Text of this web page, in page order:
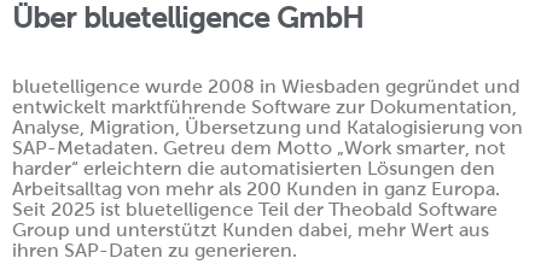
Über bluetelligence GmbH
bluetelligence wurde 2008 in Wiesbaden gegründet und
entwickelt marktführende Software zur Dokumentation,
Analyse, Migration, Übersetzung und Katalogisierung von
SAP-Metadaten. Getreu dem Motto „Work smarter, not
harder“ erleichtern die automatisierten Lösungen den
Arbeitsalltag von mehr als 200 Kunden in ganz Europa.
Seit 2025 ist bluetelligence Teil der Theobald Software
Group und unterstützt Kunden dabei, mehr Wert aus
ihren SAP-Daten zu generieren.